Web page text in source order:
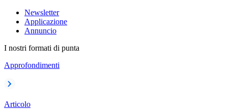
Newsletter
Applicazione
Annuncio
I nostri formati di punta
Approfondimenti
Articolo